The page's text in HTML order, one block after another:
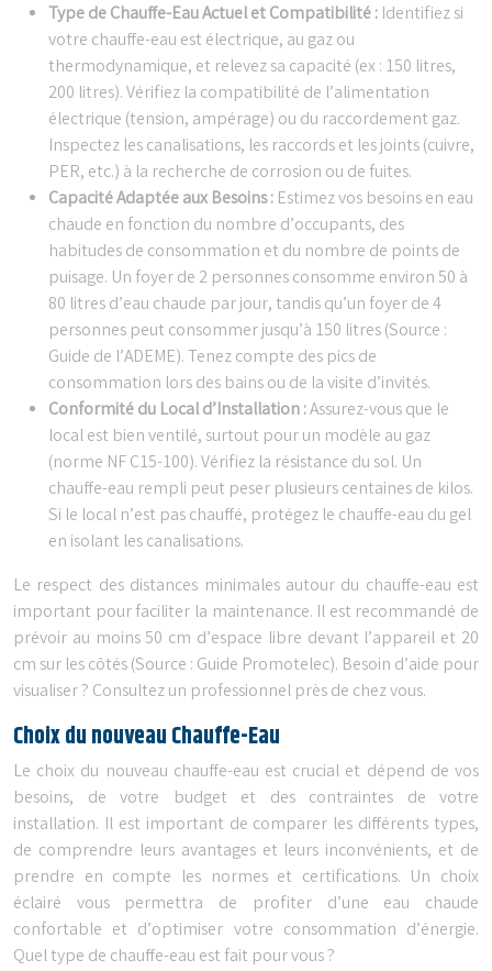
Type de Chauffe-Eau Actuel et Compatibilité : Identifiez si
votre chauffe-eau est électrique, au gaz ou
thermodynamique, et relevez sa capacité (ex : 150 litres,
200 litres). Vérifiez la compatibilité de l’alimentation
électrique (tension, ampérage) ou du raccordement gaz.
Inspectez les canalisations, les raccords et les joints (cuivre,
PER, etc.) à la recherche de corrosion ou de fuites.
Capacité Adaptée aux Besoins : Estimez vos besoins en eau
chaude en fonction du nombre d’occupants, des
habitudes de consommation et du nombre de points de
puisage. Un foyer de 2 personnes consomme environ 50 à
80 litres d’eau chaude par jour, tandis qu’un foyer de 4
personnes peut consommer jusqu’à 150 litres (Source :
Guide de l’ADEME). Tenez compte des pics de
consommation lors des bains ou de la visite d’invités.
Conformité du Local d’Installation :Assurez-vous que le
local est bien ventilé, surtout pour un modèle au gaz
(norme NF C15-100). Vérifiez la résistance du sol. Un
chauffe-eau rempli peut peser plusieurs centaines de kilos.
Si le local n’est pas chauffé, protégez le chauffe-eau du gel
en isolant les canalisations.
Le respect des distances minimales autour du chauffe-eau est
important pour faciliter la maintenance. Il est recommandé de
prévoir au moins 50 cm d’espace libre devant l’appareil et 20
cm sur les côtés (Source : Guide Promotelec). Besoin d’aide pour
visualiser ? Consultez un professionnel près de chez vous.
Choix du nouveau Chauffe-Eau
Le choix du nouveau chauffe-eau est crucial et dépend de vos
besoins, de votre budget et des contraintes de votre
installation. Il est important de comparer les différents types,
de comprendre leurs avantages et leurs inconvénients, et de
prendre en compte les normes et certifications. Un choix
éclairé vous permettra de profiter d’une eau chaude
confortable et d’optimiser votre consommation d’énergie.
Quel type de chauffe-eau est fait pour vous ?